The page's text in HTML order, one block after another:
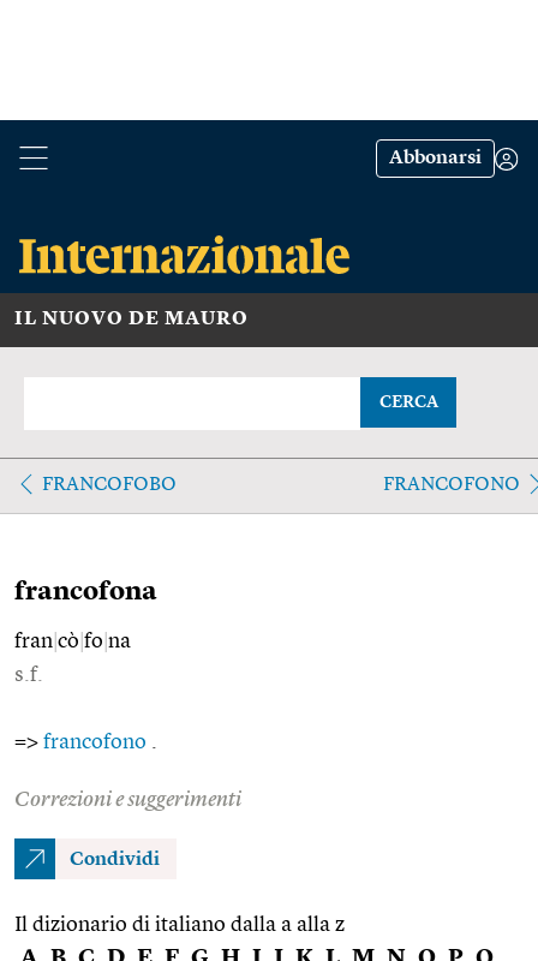
Abbonarsi
IL NUOVO DE MAURO
CERCA
FRANCOFOBO FRANCOFONO
francofona
fran cò fo na
s.f.
=> francofono
Correzioni e suggerimenti
Condividi
Il dizionario di italiano dalla a alla z